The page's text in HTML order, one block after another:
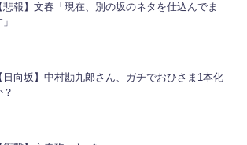
悲報】文春「現在、別の坂のネタを仕込んでま
日向坂】中村勘九郎さん、ガチでおひさま1本化
？